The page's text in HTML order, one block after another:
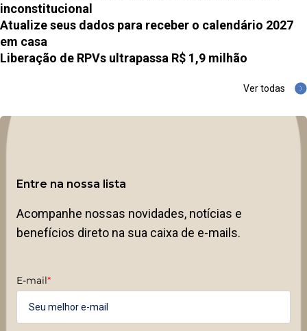
inconstitucional
Atualize seus dados para receber o calendário 2027
em casa
Liberação de RPVs ultrapassa R$ 1,9 milhão
Ver todas
Entre na nossa lista
Acompanhe nossas novidades, notícias e
benefícios direto na sua caixa de e-mails.
E-mail*